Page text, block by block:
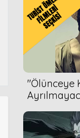
''Ölünceye